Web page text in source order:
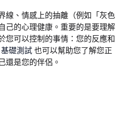
線、情感上的抽離（例如「灰色
己的心理健康。重要的是要理解
您可以控制的事情：您的反應和
礎測試 也可以幫助您了解您正
還是您的伴侶。